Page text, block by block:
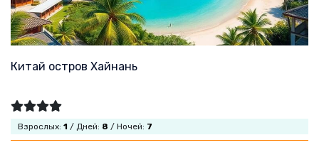
Китай остров Хайнань
Взрослых: 1 / Дней: 8 / Ночей: 7